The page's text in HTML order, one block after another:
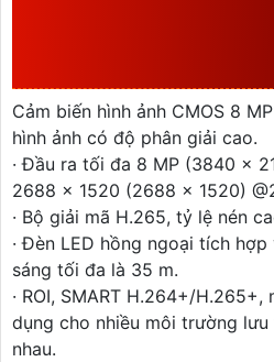
Cảm biến hình ảnh CMOS 8
hình ảnh có độ phân giải cao.
· Đầu ra tối đa 8 MP (3840 ×
2688 × 1520 (2688 × 1520)
· Bộ giải mã H.265, tỷ lệ nén
· Đèn LED hồng ngoại tích
sáng tối đa là 35 m.
· ROI, SMART H.264+/
dụng cho nhiều môi trường
nhau.